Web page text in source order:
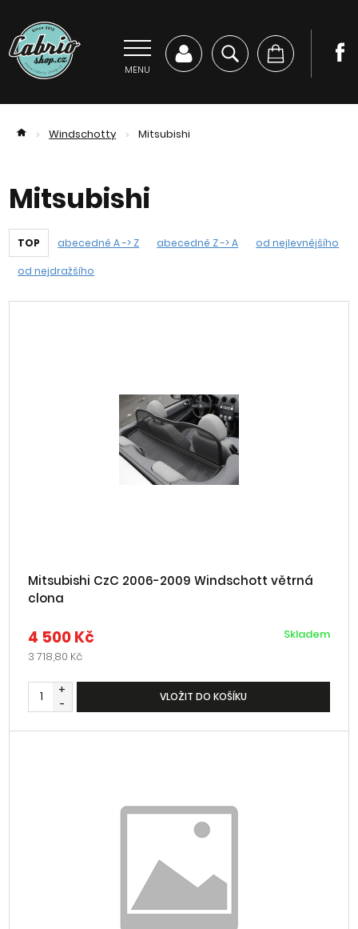
MENU
> Windschotty > Mitsubishi
Mitsubishi
TOP abecedně A -> Z abecedně Z -> A od nejlevnějšího
od nejdražšího
Mitsubishi CzC 2006-2009 Windschott větrná
clona
4 500 Kč
3 718,80 Kč
Skladem
+
-
VLOŽIT DO KOŠÍKU